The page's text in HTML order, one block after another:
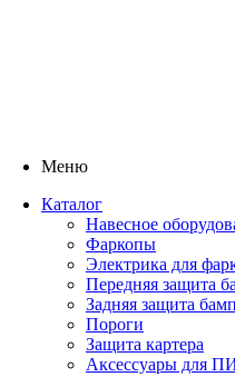
Меню
Каталог
Навесное
Фаркопы
Электрика для
Передняя защита
Задняя защита
Пороги
Защита картера
Аксессуары для